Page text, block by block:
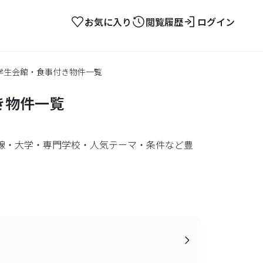
お気に入り 閲覧履歴 ログイン
会館・食事付き物件一覧
物件一覧
大学・専門学校・人気テーマ・条件など豊